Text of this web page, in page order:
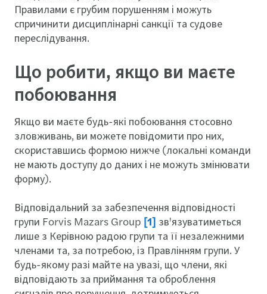
Правилами є грубим порушенням і можуть
спричинити дисциплінарні санкції та судове
переслідування.
Що робити, якщо ви маєте
побоювання
Якщо ви маєте будь-які побоювання стосовно
зловживань, ви можете повідомити про них,
скориставшись формою нижче (локальні команди
не мають доступу до даних і не можуть змінювати
форму).
Відповідальний за забезпечення відповідності
групи Forvis Mazars Group [1] зв'язуватиметься
лише з Керівною радою групи та її незалежними
членами та, за потребою, із Правлінням групи. У
будь-якому разі майте на увазі, що члени, які
відповідають за приймання та оброблення